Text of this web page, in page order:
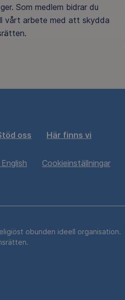
Som medlem bidrar du
vårt arbete med att skydda
oss Här finns vi
Cookieinställningar
obunden ideell organisation.